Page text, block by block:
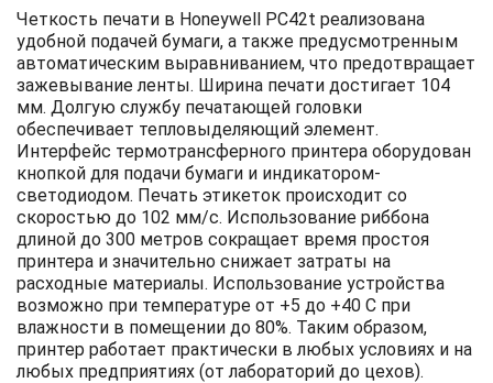
Четкость печати в Honeywell PC42t реализована
удобной подачей бумаги, а также предусмотренным
автоматическим выравниванием, что предотвращает
зажевывание ленты. Ширина печати достигает 104
мм. Долгую службу печатающей головки
обеспечивает тепловыделяющий элемент.
Интерфейс термотрансферного принтера оборудован
кнопкой для подачи бумаги и индикатором-
светодиодом. Печать этикеток происходит со
скоростью до 102 мм/с. Использование риббона
длиной до 300 метров сокращает время простоя
принтера и значительно снижает затраты на
расходные материалы. Использование устройства
возможно при температуре от +5 до +40 С при
влажности в помещении до 80%. Таким образом,
принтер работает практически в любых условиях и на
любых предприятиях (от лабораторий до цехов).